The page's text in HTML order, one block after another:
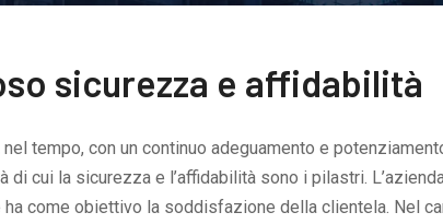
sicurezza e affidabilità
tempo, con un continuo adeguamento e
cui la sicurezza e l’affidabilità sono i pilastri.
come obiettivo la soddisfazione della clientela. Nel